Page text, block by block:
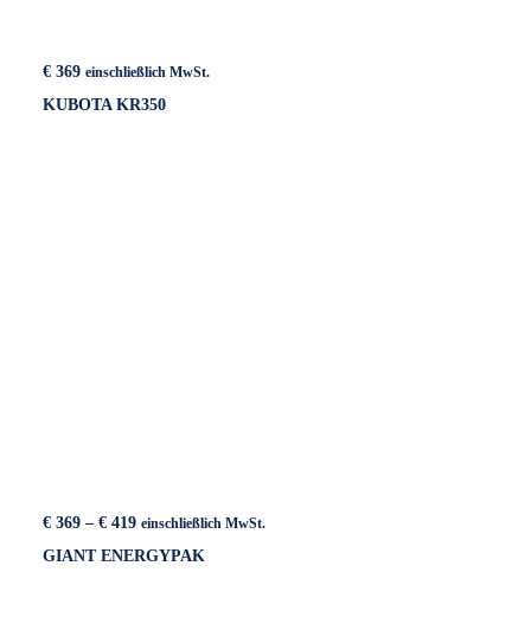
€ 369 einschließlich MwSt.
KUBOTA KR350
€ 369 – € 419Preisspanne:
bis
einschließlich MwSt.
GIANT ENERGYPAK